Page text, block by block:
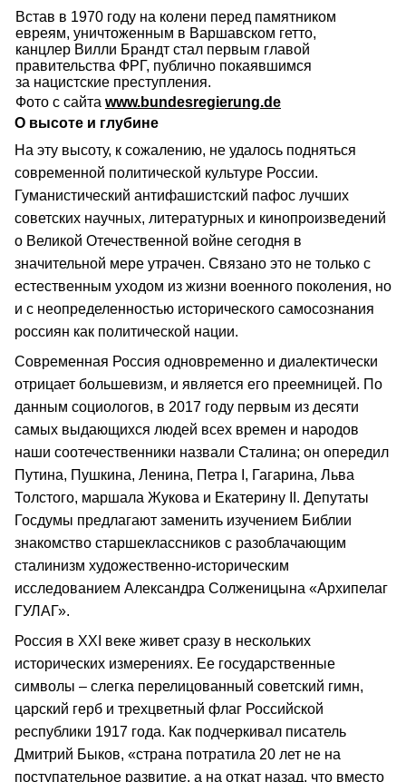
Встав в 1970 году на колени перед памятником
евреям, уничтоженным в Варшавском гетто,
канцлер Вилли Брандт стал первым главой
правительства ФРГ, публично покаявшимся
за нацистские преступления.
Фото с сайта www.bundesregierung.de
О высоте и глубине
На эту высоту, к сожалению, не удалось подняться
современной политической культуре России.
Гуманистический антифашистский пафос лучших
советских научных, литературных и кинопроизведений
о Великой Отечественной войне сегодня в
значительной мере утрачен. Связано это не только с
естественным уходом из жизни военного поколения, но
и с неопределенностью исторического самосознания
россиян как политической нации.
Современная Россия одновременно и диалектически
отрицает большевизм, и является его преемницей. По
данным социологов, в 2017 году первым из десяти
самых выдающихся людей всех времен и народов
наши соотечественники назвали Сталина; он опередил
Путина, Пушкина, Ленина, Петра I, Гагарина, Льва
Толстого, маршала Жукова и Екатерину II. Депутаты
Госдумы предлагают заменить изучением Библии
знакомство старшеклассников с разоблачающим
сталинизм художественно-историческим
исследованием Александра Солженицына «Архипелаг
ГУЛАГ».
Россия в ХХI веке живет сразу в нескольких
исторических измерениях. Ее государственные
символы – слегка перелицованный советский гимн,
царский герб и трехцветный флаг Российской
республики 1917 года. Как подчеркивал писатель
Дмитрий Быков, «страна потратила 20 лет не на
поступательное развитие, а на откат назад, что вместо